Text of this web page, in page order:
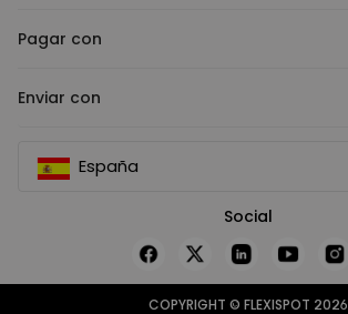
Pagar con
Enviar con
España
Social
COPYRIGHT © FLEXISPOT 2026